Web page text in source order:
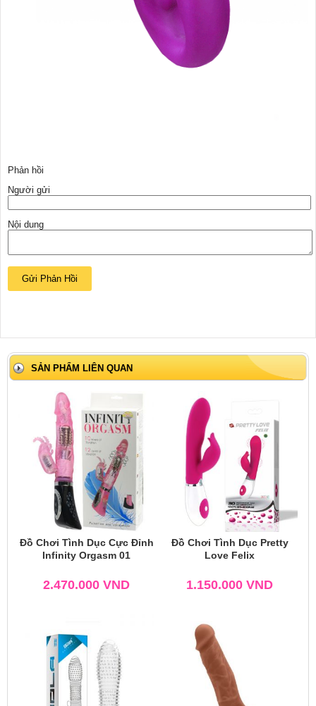
Phản hồi
Người gửi
Nội dung
SẢN PHẨM LIÊN QUAN
Đồ Chơi Tình Dục Cực Đỉnh
Infinity Orgasm 01
2.470.000 VND
Đồ Chơi Tình Dục Pretty
Love Felix
1.150.000 VND